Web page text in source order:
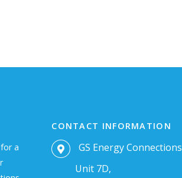
a
CONTACT INFORMATION
GS Energy Connections
Unit 7D,